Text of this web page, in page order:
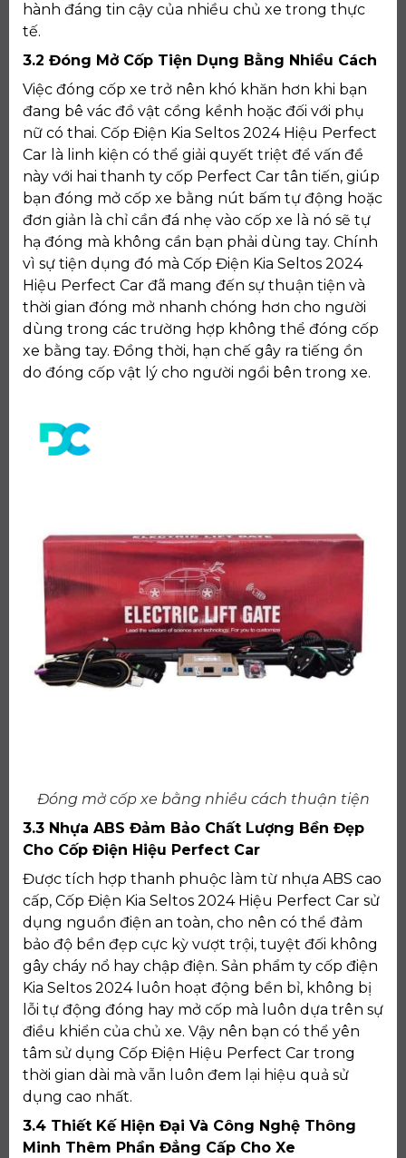
hành đáng tin cậy của nhiều chủ xe trong thực
tế.
3.2 Đóng Mở Cốp Tiện Dụng Bằng Nhiều Cách
Việc đóng cốp xe trở nên khó khăn hơn khi bạn
đang bê vác đồ vật cồng kềnh hoặc đối với phụ
nữ có thai. Cốp Điện Kia Seltos 2024 Hiệu Perfect
Car là linh kiện có thể giải quyết triệt để vấn đề
này với hai thanh ty cốp Perfect Car tân tiến, giúp
bạn đóng mở cốp xe bằng nút bấm tự động hoặc
đơn giản là chỉ cần đá nhẹ vào cốp xe là nó sẽ tự
hạ đóng mà không cần bạn phải dùng tay. Chính
vì sự tiện dụng đó mà Cốp Điện Kia Seltos 2024
Hiệu Perfect Car đã mang đến sự thuận tiện và
thời gian đóng mở nhanh chóng hơn cho người
dùng trong các trường hợp không thể đóng cốp
xe bằng tay. Đồng thời, hạn chế gây ra tiếng ồn
do đóng cốp vật lý cho người ngồi bên trong xe.
Đóng mở cốp xe bằng nhiều cách thuận tiện
3.3 Nhựa ABS Đảm Bảo Chất Lượng Bền Đẹp
Cho Cốp Điện Hiệu Perfect Car
Được tích hợp thanh phuộc làm từ nhựa ABS cao
cấp, Cốp Điện Kia Seltos 2024 Hiệu Perfect Car sử
dụng nguồn điện an toàn, cho nên có thể đảm
bảo độ bền đẹp cực kỳ vượt trội, tuyệt đối không
gây cháy nổ hay chập điện. Sản phẩm ty cốp điện
Kia Seltos 2024 luôn hoạt động bền bỉ, không bị
lỗi tự động đóng hay mở cốp mà luôn dựa trên sự
điều khiển của chủ xe. Vậy nên bạn có thể yên
tâm sử dụng Cốp Điện Hiệu Perfect Car trong
thời gian dài mà vẫn luôn đem lại hiệu quả sử
dụng cao nhất.
3.4 Thiết Kế Hiện Đại Và Công Nghệ Thông
Minh Thêm Phần Đẳng Cấp Cho Xe